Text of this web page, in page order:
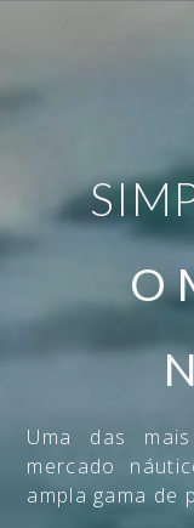
O
Uma das
mercado
ampla gama de